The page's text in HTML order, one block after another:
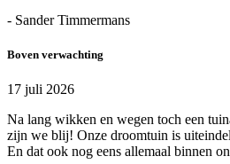
- Sander Timmermans
Boven verwachting
17 juli 2026
Na lang wikken en wegen toch een
zijn we blij! Onze droomtuin is
En dat ook nog eens allemaal binnen